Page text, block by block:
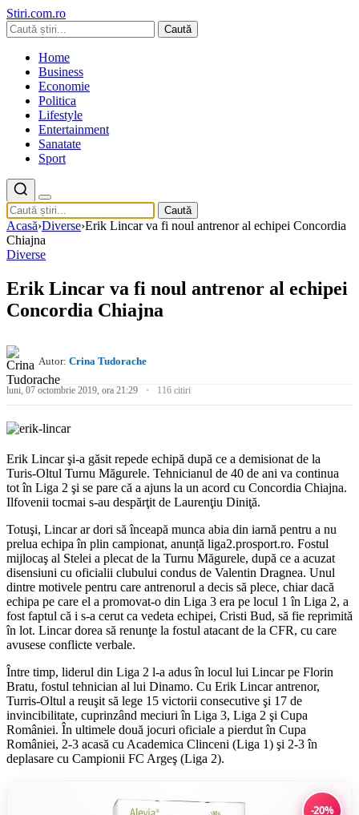
Stiri.com.ro
Caută
Home
Business
Economie
Politica
Lifestyle
Entertainment
Sanatate
Sport
Caută
Acasă›Diverse›Erik Lincar va fi noul antrenor al echipei Concordia
Chiajna
Diverse
Erik Lincar va fi noul antrenor al echipei
Concordia Chiajna
Autor: Crina Tudorache
luni, 07 octombrie 2019, ora 21:29 116 citiri
Erik Lincar şi-a găsit repede echipă după ce a demisionat de la
Turis-Oltul Turnu Măgurele. Tehnicianul de 40 de ani va continua
tot în Liga 2 şi se pare că a ajuns la un acord cu Concordia Chiajna.
Ilfovenii tocmai s-au despărţit de Laurenţiu Diniţă.
Totuşi, Lincar ar dori să înceapă munca abia din iarnă pentru a nu
prelua echipa în plin campionat, anunță liga2.prosport.ro. Fostul
mijlocaş al Stelei a plecat de la Turnu Măgurele, după ce a acuzat
disensiuni cu oficialii clubului condus de Valentin Dragnea. Unul
dintre motivele pentru care antrenorul a decis să plece, chiar dacă
echipa pe care el a promovat-o din Liga 3 era pe locul 1 în Liga 2, a
fost faptul că i s-a cerut ca vedeta echipei, Cristi Bud, să fie reprimită
în lot. Lincar dorea să renunţe la fostul atacant de la CFR, cu care
avusese conflicte verbale.
Între timp, liderul din Liga 2 l-a adus în locul lui Lincar pe Florin
Bratu, fostul tehnician al lui Dinamo. Cu Erik Lincar antrenor,
Turris-Oltul a reuşit să lege 15 victorii consecutive şi 17 de
invincibilitate, cuprinzând meciuri în Liga 3, Liga 2 şi Cupa
României. În ultimele două jocuri oficiale a pierdut în Cupa
României, 2-3 acasă cu Academica Clinceni (Liga 1) şi 2-3 în
deplasare cu Campionii FC Argeş (Liga 2).
-20%